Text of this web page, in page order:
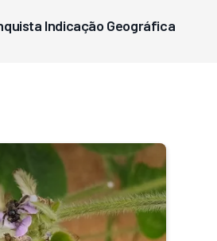
Indicação Geográfica